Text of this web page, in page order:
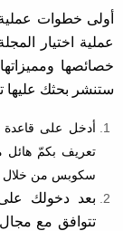
أولى خطوات
عملية اختيار
خصائصها
ستنشر بحثك عليها
أدخل على
تعريف بكمّ هائل
سكوبس من خلال
بعد دخولك
تتوافق مع